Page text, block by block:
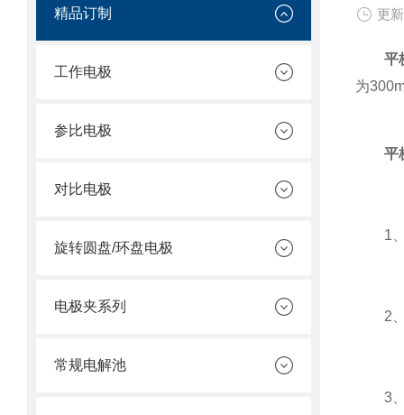
精品订制
工作电极
参比电极
对比电极
旋转圆盘/环盘电极
电极夹系列
常规电解池
更
平
为
平
1、
2、
3、